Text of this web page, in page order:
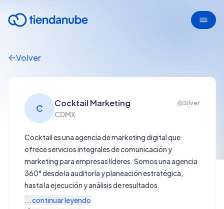
Volver
C Cocktail Marketing Silver
CDMX
Cocktail es una agencia de marketing digital que
ofrece servicios integrales de comunicación y
marketing para empresas líderes. Somos una agencia
360° desde la auditoría y planeación estratégica,
hasta la ejecución y análisis de resultados.
...continuar leyendo